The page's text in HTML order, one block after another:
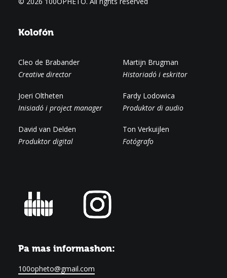
Kolofón
Cleo de Brabander
Creative director
Joeri Oltheten
Inisiadó i project manager
David van Delden
Produktor digital
Martijn Brugman
Historiadó i eskritor
Fardy Lodowica
Produktor di audio
Ton Verkuijlen
Fotógrafo
Pa mas informashon:
100opheto@gmail.com